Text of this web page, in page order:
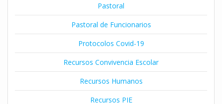
Pastoral
Pastoral de Funcionarios
Protocolos Covid-19
Recursos Convivencia Escolar
Recursos Humanos
Recursos PIE